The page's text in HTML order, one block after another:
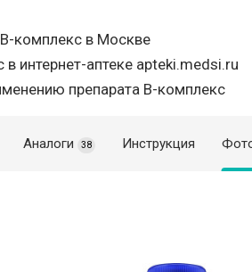
комплекс в Москве
в интернет-аптеке apteki.medsi.ru
препарата В-комплекс
Аналоги 38 Инструкция